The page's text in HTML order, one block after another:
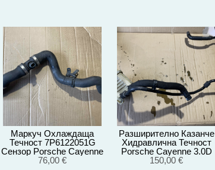
Маркуч Охлаждаща
Течност 7P6122051G
Сензор Porsche Cayenne
3.0D 92A/EG22/2012
76,00 €
Разширително Казанче
Хидравлична Течност
Porsche Cayenne 3.0D
92A/EG22/2012
150,00 €